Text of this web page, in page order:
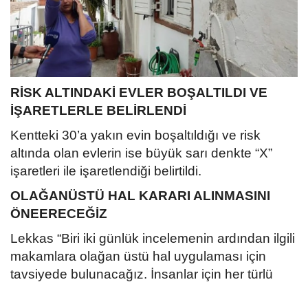
RİSK ALTINDAKİ EVLER BOŞALTILDI VE
İŞARETLERLE BELİRLENDİ
Kentteki 30’a yakın evin boşaltıldığı ve risk
altında olan evlerin ise büyük sarı denkte “X”
işaretleri ile işaretlendiği belirtildi.
OLAĞANÜSTÜ HAL KARARI ALINMASINI
ÖNEERECEĞİZ
Lekkas “Biri iki günlük incelemenin ardından ilgili
makamlara olağan üstü hal uygulaması için
tavsiyede bulunacağız. İnsanlar için her türlü